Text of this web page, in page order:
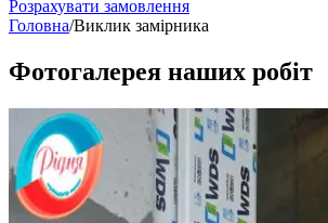
Розрахувати замовлення
Головна/Виклик замірника
Фотогалерея наших робіт